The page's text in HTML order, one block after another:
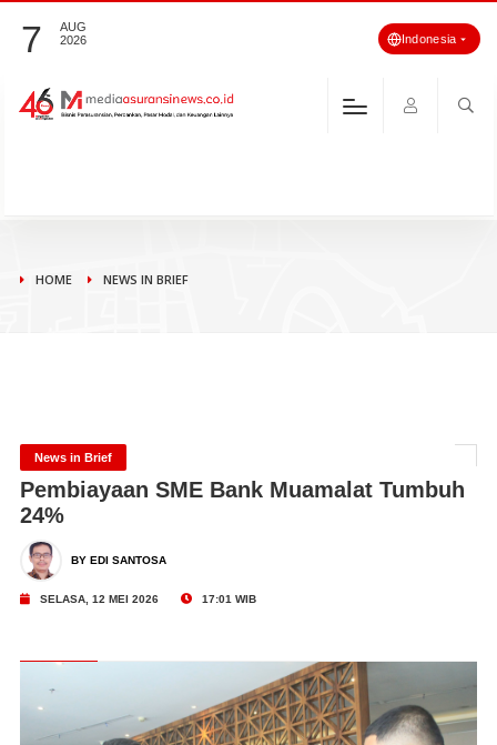
7
AUG
2026
Indonesia
HOME NEWS IN BRIEF
News in Brief
Pembiayaan SME Bank Muamalat Tumbuh
24%
BY EDI SANTOSA
SELASA, 12 MEI 2026 17:01 WIB